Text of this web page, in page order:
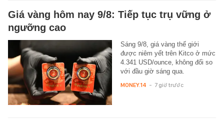
Giá vàng hôm nay 9/8: Tiếp tục trụ vững ở
ngưỡng cao
Sáng 9/8, giá vàng thế giới
được niêm yết trên Kitco ở mức
4.341 USD/ounce, không đổi so
với đầu giờ sáng qua.
MONEY.14 - 7 giờ trước